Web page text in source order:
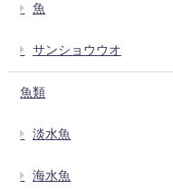
魚
サンショウウオ
魚類
淡水魚
海水魚